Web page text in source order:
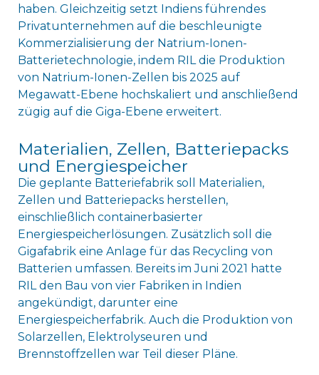
haben. Gleichzeitig setzt Indiens führendes
Privatunternehmen auf die beschleunigte
Kommerzialisierung der Natrium-Ionen-
Batterietechnologie, indem RIL die Produktion
von Natrium-Ionen-Zellen bis 2025 auf
Megawatt-Ebene hochskaliert und anschließend
zügig auf die Giga-Ebene erweitert.
Materialien, Zellen, Batteriepacks
und Energiespeicher
Die geplante Batteriefabrik soll Materialien,
Zellen und Batteriepacks herstellen,
einschließlich containerbasierter
Energiespeicherlösungen. Zusätzlich soll die
Gigafabrik eine Anlage für das Recycling von
Batterien umfassen. Bereits im Juni 2021 hatte
RIL den Bau von vier Fabriken in Indien
angekündigt, darunter eine
Energiespeicherfabrik. Auch die Produktion von
Solarzellen, Elektrolyseuren und
Brennstoffzellen war Teil dieser Pläne.